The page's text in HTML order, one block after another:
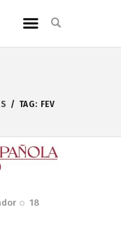
TAG: FEV
18